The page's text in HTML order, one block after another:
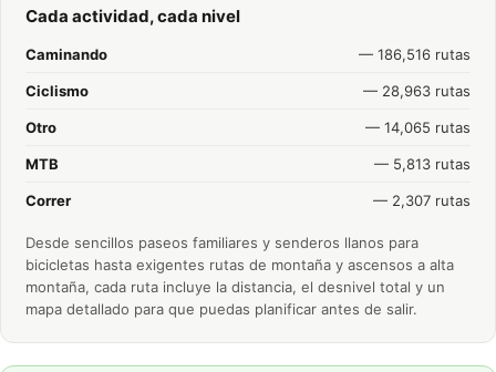
Cada actividad, cada nivel
Caminando — 186,516 rutas
Ciclismo — 28,963 rutas
Otro — 14,065 rutas
MTB — 5,813 rutas
Correr — 2,307 rutas
Desde sencillos paseos familiares y senderos llanos para
bicicletas hasta exigentes rutas de montaña y ascensos a alta
montaña, cada ruta incluye la distancia, el desnivel total y un
mapa detallado para que puedas planificar antes de salir.